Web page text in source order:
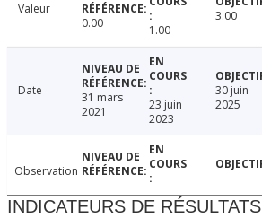
Valeur
0.00
1.00
3.00
Date
31 mars
2021
23 juin
2023
30 juin
2025
Observation
INDICATEURS DE RÉSULTATS